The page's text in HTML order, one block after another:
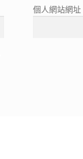
個人網站網址